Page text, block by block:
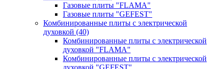
Газовые плиты "FLAMA"
Газовые плиты "GEFEST"
Комбинированные плиты с электрической
духовкой (40)
Комбинированные плиты с электрической
духовкой "FLAMA"
Комбинированные плиты с электрической
духовкой "GEFEST"